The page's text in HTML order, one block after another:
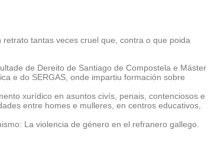
tantas veces cruel que, contra o que poida
de Dereito de Santiago de Compostela e Máster
e do SERGAS, onde impartiu formación sobre
xurídico en asuntos civís, penais, contenciosos e
entre homes e mulleres, en centros educativos,
La violencia de género en el refranero gallego.